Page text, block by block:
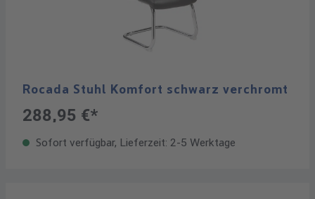
Rocada Stuhl Komfort schwarz verchromt
288,95 €*
Sofort verfügbar, Lieferzeit: 2-5 Werktage